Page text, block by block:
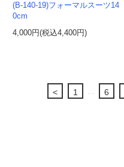
(B-140-19)フォーマルスーツ14
0cm
4,000円(税込4,400円)
< 1 ... 6